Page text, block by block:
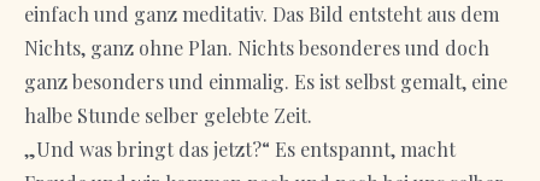
einfach und ganz meditativ. Das Bild entsteht aus dem
Nichts, ganz ohne Plan. Nichts besonderes und doch
ganz besonders und einmalig. Es ist selbst gemalt, eine
halbe Stunde selber gelebte Zeit.
„Und was bringt das jetzt?“ Es entspannt, macht